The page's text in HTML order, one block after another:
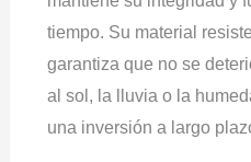
tiempo. Su material
garantiza que no se
al sol, la lluvia o la
una inversión a largo